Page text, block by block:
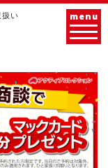
扱い menu